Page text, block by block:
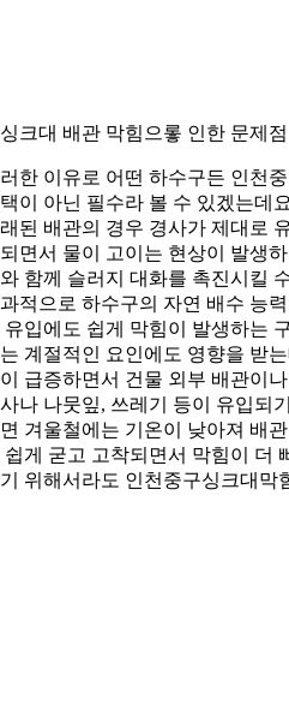
크대 배관 막힘으롷 인한 문제점
한 이유로 어떤 하수구든 인천
이 아닌 필수라 볼 수 있겠는데
된 배관의 경우 경사가 제대로
면서 물이 고이는 현상이 발생
함께 슬러지 대화를 촉진시킬
적으로 하수구의 자연 배수 능
유입에도 쉽게 막힘이 발생하는
계절적인 요인에도 영향을 받
급증하면서 건물 외부 배관이
나 나뭇잎, 쓰레기 등이 유입되
겨울철에는 기온이 낮아져 배
쉽게 굳고 고착되면서 막힘이 더
위해서라도 인천중구싱크대막